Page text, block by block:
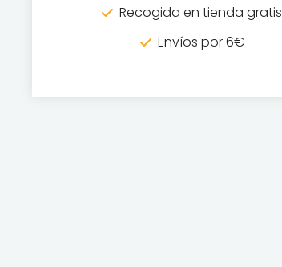
Recogida en tienda gratis
Envíos por 6€